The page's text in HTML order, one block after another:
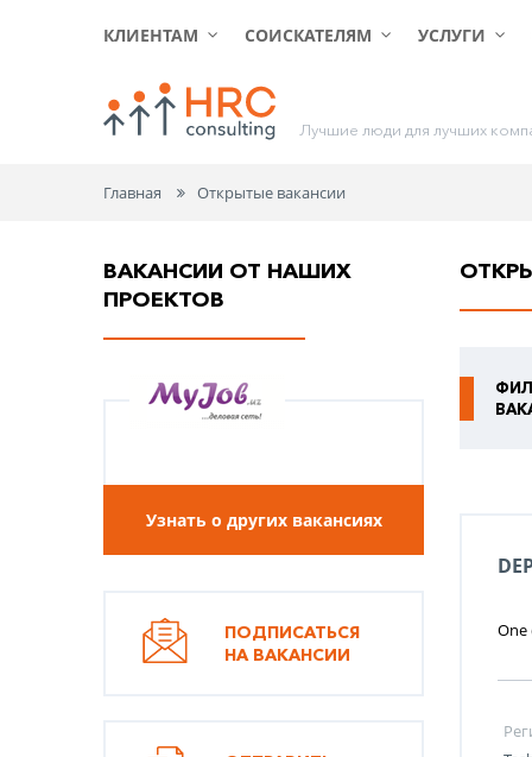
КЛИЕНТАМ
СОИСКАТЕЛЯМ УСЛУГИ
Лучшие люди для лучших комп
Главная Открытые вакансии
ВАКАНСИИ ОТ НАШИХ
ПРОЕКТОВ
Узнать о других вакансиях
ПОДПИСАТЬСЯ
НА ВАКАНСИИ
One